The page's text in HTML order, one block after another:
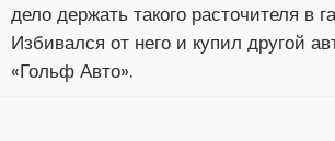
дело держать такого расточителя в
Избивался от него и купил другой
«Гольф Авто».